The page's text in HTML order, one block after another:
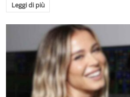
Leggi di più